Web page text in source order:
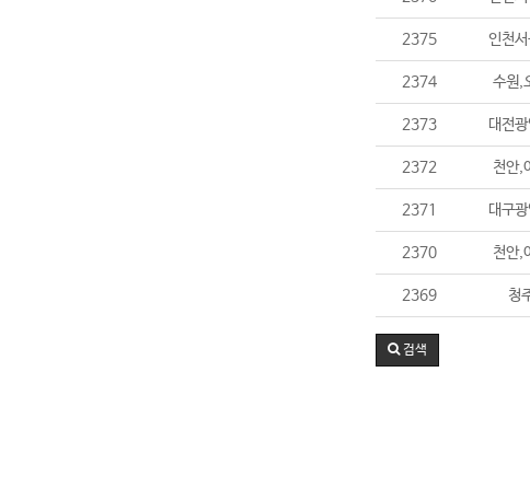
2375 인천
2374 수원,
2373 대전
2372 천안,
2371 대구
2370 천안,
2369 청
검색